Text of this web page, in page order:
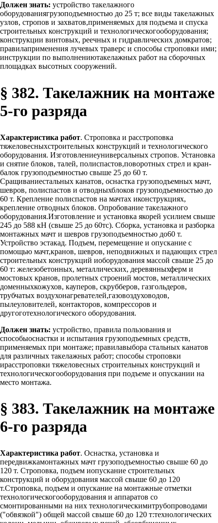
Должен знать: устройство такелажного
оборудованиягрузоподъемностью до 25 т; все виды такелажных
узлов, стропов и захватов,применяемых для подъема и спуска
строительных конструкций и технологическогооборудования;
конструкции винтовых, реечных и гидравлических домкратов;
правилаприменения лучевых траверс и способы строповки ими;
инструкции по выполнениютакелажных работ на сборочных
площадках высотных сооружений.
§ 382. Такелажник на монтаже
5-го разряда
Характеристика работ. Строповка и расстроповка
тяжеловесныхстроительных конструкций и технологического
оборудования. Изготовлениеуниверсальных стропов. Установка
и снятие блоков, талей, полиспастов,поворотных стрел и кран-
балок грузоподъемностью свыше 25 до 60 т.
Сращиваниестальных канатов, оснастка грузоподъемных мачт,
шевров, полиспастов и отводныхблоков грузоподъемностью до
60 т. Крепление полиспастов на мачтах иконструкциях,
крепление отводных блоков. Опробование такелажного
оборудования.Изготовление и установка якорей усилием свыше
245 до 588 кН (свыше 25 до 60тс). Сборка, установка и разборка
монтажных мачт и шевров грузоподъемностью до60 т.
Устройство эстакад. Подъем, перемещение и опускание с
помощью мачт,кранов, шевров, неподвижных и падающих стрел
строительных конструкций иоборудования массой свыше 25 до
60 т: железобетонных, металлических, деревянныхферм и
мостовых кранов, пролетных строений мостов, металлических
доменныхкожухов, кауперов, скрубберов, газгольдеров,
трубчатых воздухонагревателей,газовоздуховодов,
пылеуловителей, контакторов, компрессоров и
другоготехнологического оборудования.
Должен знать: устройство, правила пользования и
способыоснастки и испытания грузоподъемных средств,
применяемых при монтаже; правилавыбора стальных канатов
для различных такелажных работ; способы строповки
ирасстроповки тяжеловесных строительных конструкций и
технологическогооборудования при подъеме и опускании на
место монтажа.
§ 383. Такелажник на монтаже
6-го разряда
Характеристика работ. Оснастка, установка и
передвижкамонтажных мачт грузоподъемностью свыше 60 до
120 т. Строповка, подъем иопускание строительных
конструкций и оборудования массой свыше 60 до 120
т.Строповка, подъем и опускание на монтажные отметки
технологическогооборудования и аппаратов со
смонтированными на них технологическимитрубопроводами
("обвязкой") общей массой свыше 60 до 120 т:технологических